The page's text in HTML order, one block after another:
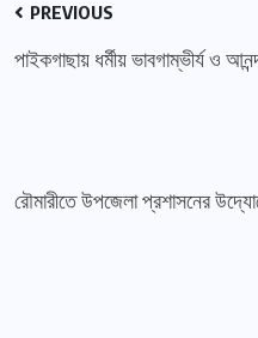
PREVIOUS
পাইকগাছায় ধর্মীয় ভাবগাম্ভীর্য ও
রৌমারীতে উপজেলা প্রশাসনের